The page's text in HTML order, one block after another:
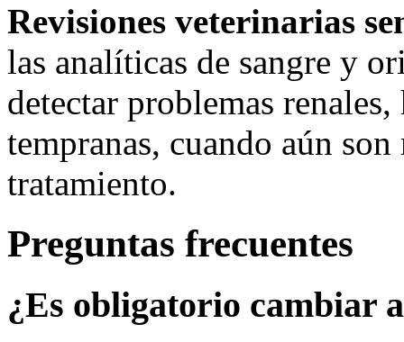
Revisiones veterinarias
las analíticas de sangre y
detectar problemas
tempranas, cuando aún
tratamiento.
Preguntas frecuentes
¿Es obligatorio cambiar